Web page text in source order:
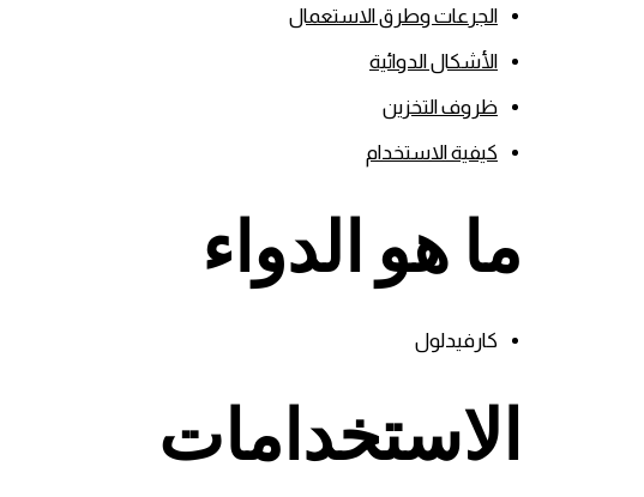
الجرعات وطرق الاستعمال
الأشكال الدوائية
ظروف التخزين
كيفية الاستخدام
ما هو الدواء
كارفيدلول
الاستخدامات